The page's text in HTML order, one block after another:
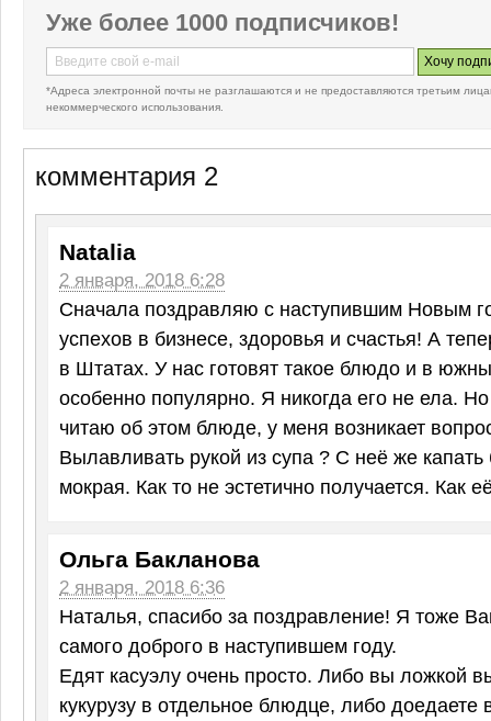
Уже более 1000 подписчиков!
*Адреса электронной почты не разглашаются и не предоставляются третьим
некоммерческого использования.
комментария 2
Natalia
2 января, 2018 6:28
Сначала поздравляю с наступившим Новым
успехов в бизнесе, здоровья и счастья! А
в Штатах. У нас готовят такое блюдо и в
особенно популярно. Я никогда его не ела.
читаю об этом блюде, у меня возникает вопрос
Вылавливать рукой из супа ? С неё же капать
мокрая. Как то не эстетично получается. Как
Ольга Бакланова
2 января, 2018 6:36
Наталья, спасибо за поздравление! Я тоже
самого доброго в наступившем году.
Едят касуэлу очень просто. Либо вы ложкой
кукурузу в отдельное блюдце, либо доедаете